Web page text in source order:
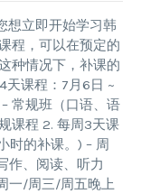
想立即开始学习韩
程，可以在预定的
种情况下，补课的
天课程：7月6日 ~
常规班（口语、语
课程 2. 每周3天课
时的补课。) – 周
作、阅读、听力
一/周三/周五晚上